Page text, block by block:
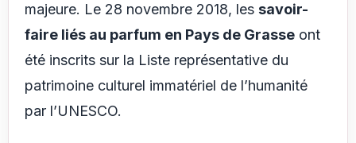
majeure. Le 28 novembre 2018, les savoir-
faire liés au parfum en Pays de Grasse ont
été inscrits sur la Liste représentative du
patrimoine culturel immatériel de l’humanité
par l’UNESCO.